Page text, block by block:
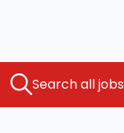
Search all jobs